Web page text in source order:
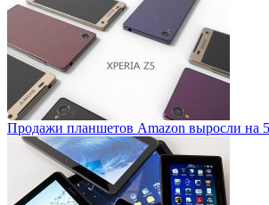
Продажи планшетов Amazon выросли на